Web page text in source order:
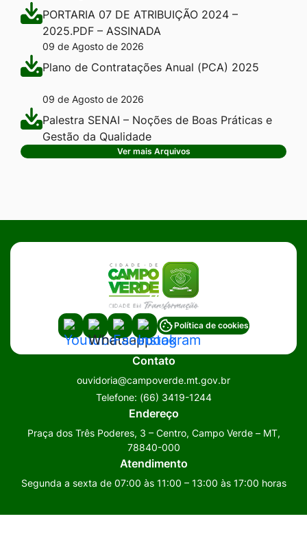
PORTARIA 07 DE ATRIBUIÇÃO 2024 –
2025.PDF – ASSINADA
09 de Agosto de 2026
Plano de Contratações Anual (PCA) 2025
09 de Agosto de 2026
Palestra SENAI – Noções de Boas Práticas e
Gestão da Qualidade
Ver mais Arquivos
Acessar
a
Social
Acessar
a
Social
Whatsapp
Acessar
a
Rede
Social
Facebook
Acessar
a
Rede
Social
Instagram
Política de cookies
Contato
ouvidoria@campoverde.mt.gov.br
Telefone: (66) 3419-1244
Endereço
Praça dos Três Poderes, 3 – Centro, Campo Verde – MT,
78840-000
Atendimento
Segunda a sexta de 07:00 às 11:00 – 13:00 às 17:00 horas